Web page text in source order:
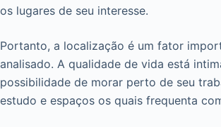
os lugares de seu interesse.
Portanto, a localização é um fator
analisado. A qualidade de vida está
possibilidade de morar perto de seu
estudo e espaços os quais frequenta